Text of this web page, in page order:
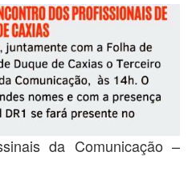
da Comunicação –